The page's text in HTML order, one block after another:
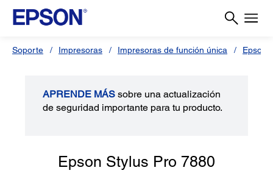
Soporte Impresoras Impresoras de función única Epson
APRENDE MÁS sobre una actualización
de seguridad importante para tu producto.
Epson Stylus Pro 7880